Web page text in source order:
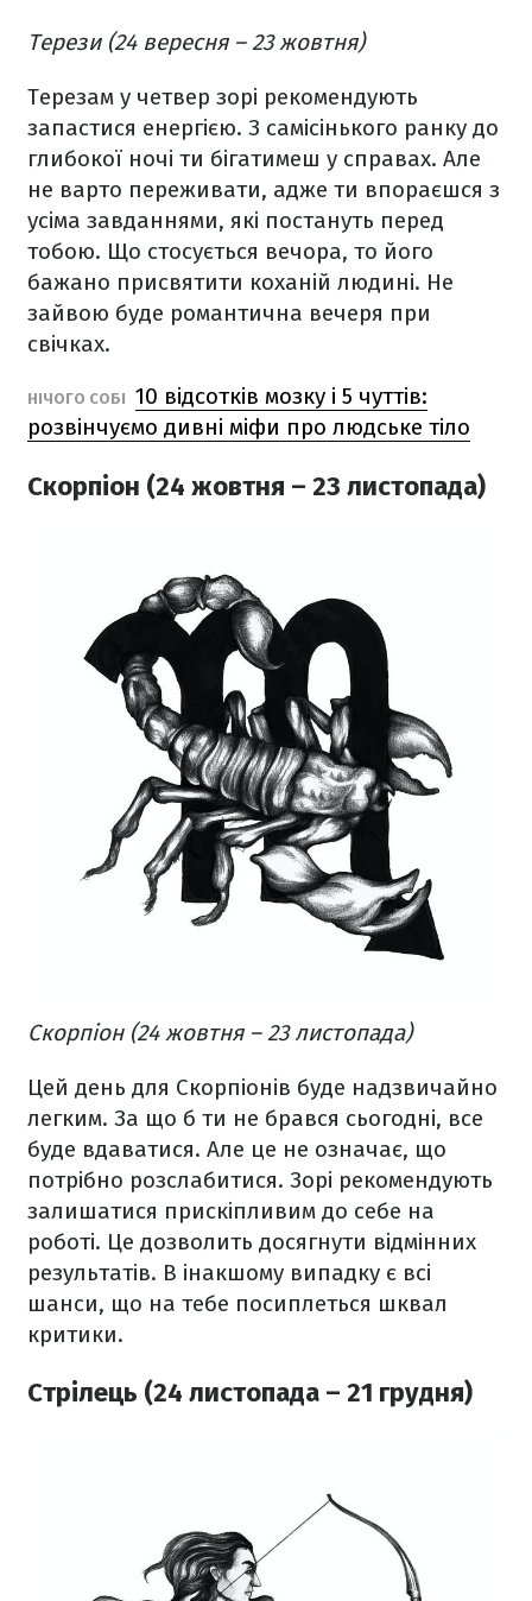
Терези (24 вересня – 23 жовтня)
Терезам у четвер зорі рекомендують
запастися енергією. З самісінького ранку до
глибокої ночі ти бігатимеш у справах. Але
не варто переживати, адже ти впораєшся з
усіма завданнями, які постануть перед
тобою. Що стосується вечора, то його
бажано присвятити коханій людині. Не
зайвою буде романтична вечеря при
свічках.
НІЧОГО СОБІ 10 відсотків мозку і 5 чуттів:
розвінчуємо дивні міфи про людське тіло
Скорпіон (24 жовтня – 23 листопада)
Скорпіон (24 жовтня – 23 листопада)
Цей день для Скорпіонів буде надзвичайно
легким. За що б ти не брався сьогодні, все
буде вдаватися. Але це не означає, що
потрібно розслабитися. Зорі рекомендують
залишатися прискіпливим до себе на
роботі. Це дозволить досягнути відмінних
результатів. В інакшому випадку є всі
шанси, що на тебе посиплеться шквал
критики.
Стрілець (24 листопада – 21 грудня)